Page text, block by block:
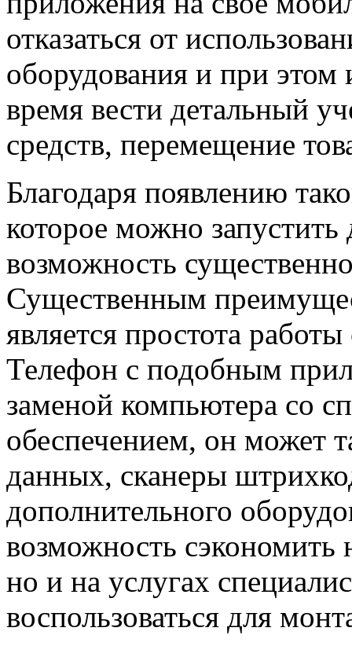
отказаться от
оборудования и при
время вести детальный
средств, перемещение
Благодаря появлению
которое можно
возможность
Существенным
является простота
Телефон с подобным
заменой компьютера со
обеспечением, он может
данных, сканеры
дополнительного
возможность сэкономить
но и на услугах
воспользоваться для